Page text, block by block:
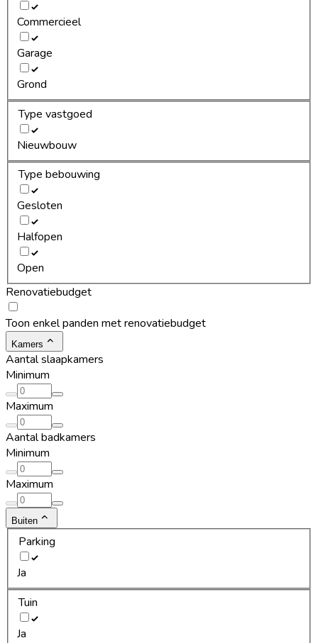
Commercieel
Garage
Grond
Type vastgoed
Nieuwbouw
Type bebouwing
Gesloten
Halfopen
Open
Renovatiebudget
Toon enkel panden met renovatiebudget
Kamers
Aantal slaapkamers
Minimum
Maximum
Aantal badkamers
Minimum
Maximum
Buiten
Parking
Ja
Tuin
Ja